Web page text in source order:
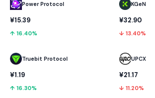
Power Protocol
¥15.39
↑ 16.40%
Truebit Protocol
¥1.19
↑ 16.30%
KGeN
¥32.90
↓ 13.40%
UPCX
¥21.17
↓ 11.20%